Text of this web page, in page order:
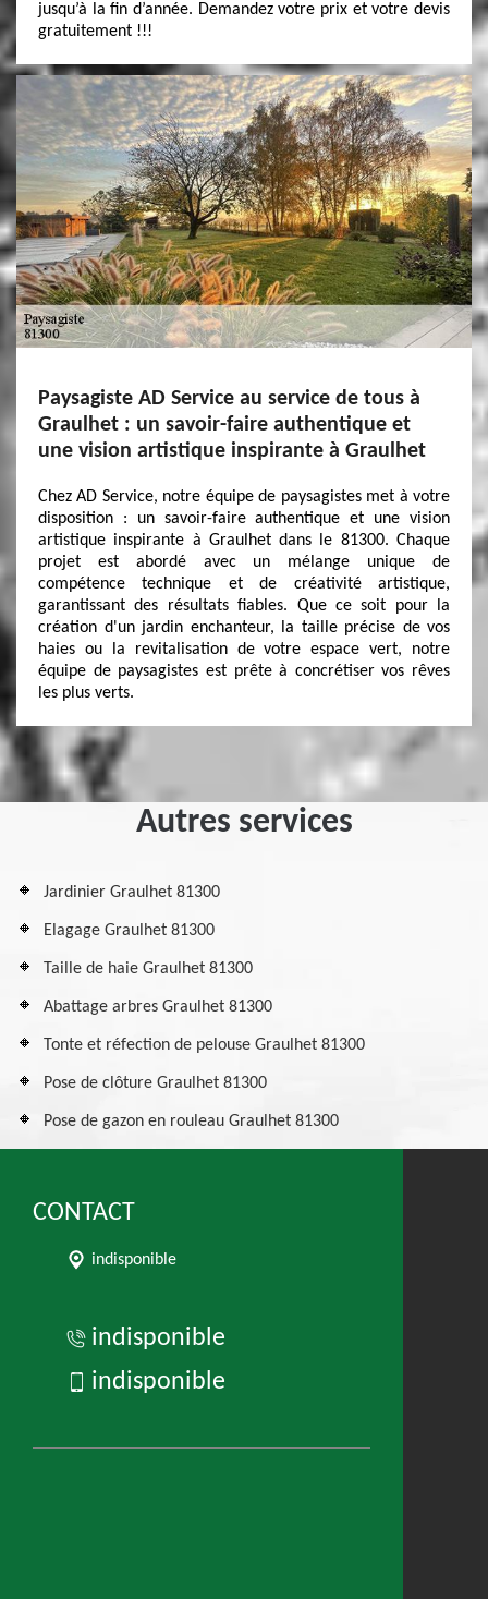
jusqu’à la fin d’année. Demandez votre prix et votre devis
gratuitement !!!
Paysagiste AD Service au service de tous à
Graulhet : un savoir-faire authentique et
une vision artistique inspirante à Graulhet
Chez AD Service, notre équipe de paysagistes met à votre
disposition : un savoir-faire authentique et une vision
artistique inspirante à Graulhet dans le 81300. Chaque
projet est abordé avec un mélange unique de
compétence technique et de créativité artistique,
garantissant des résultats fiables. Que ce soit pour la
création d'un jardin enchanteur, la taille précise de vos
haies ou la revitalisation de votre espace vert, notre
équipe de paysagistes est prête à concrétiser vos rêves
les plus verts.
Autres services
Jardinier Graulhet 81300
Elagage Graulhet 81300
Taille de haie Graulhet 81300
Abattage arbres Graulhet 81300
Tonte et réfection de pelouse Graulhet 81300
Pose de clôture Graulhet 81300
Pose de gazon en rouleau Graulhet 81300
CONTACT
indisponible
indisponible
indisponible